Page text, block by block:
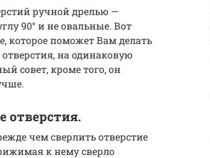
ручной дрелью —
90° и не овальные. Вот
которое поможет Вам делать
на одинаковую
совет, кроме того, он
отверстия.
чем сверлить отверстие
к нему сверло